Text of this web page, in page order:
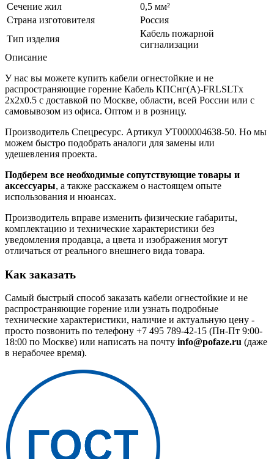
Сечение жил
0,5 мм²
Страна изготовителя
Россия
Тип изделия
Кабель пожарной
сигнализации
Описание
У нас вы можете купить кабели огнестойкие и не
распространяющие горение Кабель КПСнг(A)-FRLSLTx
2x2x0.5 с доставкой по Москве, области, всей России или с
самовывозом из офиса. Оптом и в розницу.
Производитель Спецресурс. Артикул УТ000004638-50. Но мы
можем быстро подобрать аналоги для замены или
удешевления проекта.
Подберем все необходимые сопутствующие товары и
аксессуары, а также расскажем о настоящем опыте
использования и нюансах.
Производитель вправе изменить физические габариты,
комплектацию и технические характеристики без
уведомления продавца, а цвета и изображения могут
отличаться от реального внешнего вида товара.
Как заказать
Самый быстрый способ заказать кабели огнестойкие и не
распространяющие горение или узнать подробные
технические характеристики, наличие и актуальную цену -
просто позвонить по телефону +7 495 789-42-15 (Пн-Пт 9:00-
18:00 по Москве) или написать на почту info@pofaze.ru (даже
в нерабочее время).